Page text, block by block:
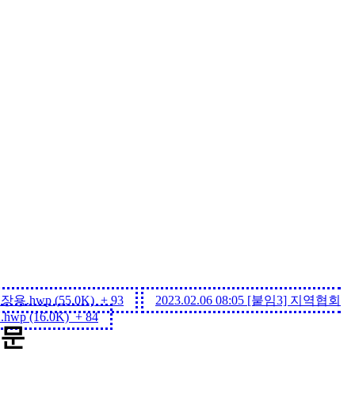
용.hwp (55.0K) + 93 2023.02.06 08:05 [붙임3] 지역협회
(16.0K)+ 84